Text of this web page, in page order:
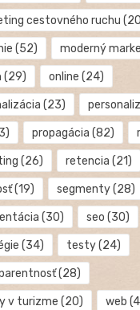
cestovného ruchu
(52) moderný
(29) online (24)
(23)
propagácia (82)
(26) retencia (21)
(19) segmenty(28)
(30) seo (30)
(34) testy(24)
(28)
v turizme (20) web